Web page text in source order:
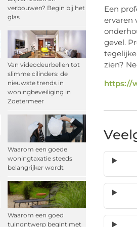
verbouwen? Begin bij het
glas
Van videodeurbellen tot
slimme cilinders: de
nieuwste trends in
woningbeveiliging in
Zoetermeer
Waarom een goede
woningtaxatie steeds
belangrijker wordt
Waarom een goed
tuinontwerp begint met
Een
ervaren
gevel.
zien?
https://